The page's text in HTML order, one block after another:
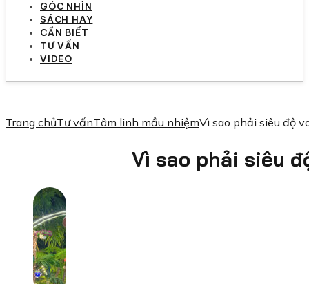
GÓC NHÌN
SÁCH HAY
CẦN BIẾT
TƯ VẤN
VIDEO
Trang chủTư vấnTâm linh mầu nhiệmVì sao phải siêu độ
Vì sao phải siêu